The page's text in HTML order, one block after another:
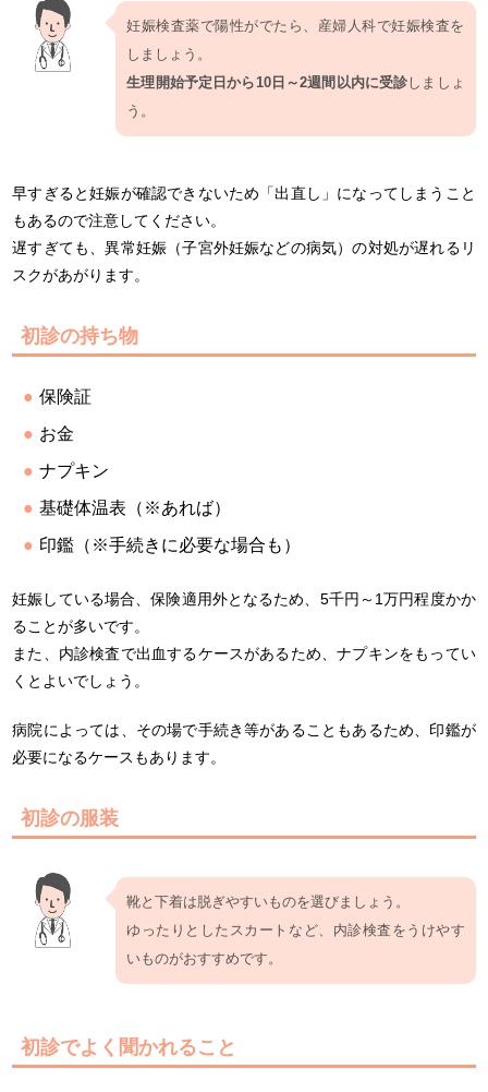
妊娠検査薬で陽性がでたら、産婦人科で妊娠検査を
しましょう。
生理開始予定日から10日～2週間以内に受診 しましょ
う。
早すぎると妊娠が確認できないため「出直し」になってしまうこと
もあるので注意してください。
遅すぎても、異常妊娠（子宮外妊娠などの病気）の対処が遅れるリ
スクがあがります。
初診の持ち物
保険証
お金
ナプキン
基礎体温表（※あれば）
印鑑（※手続きに必要な場合も）
妊娠している場合、保険適用外となるため、5千円～1万円程度かか
ることが多いです。
また、内診検査で出血するケースがあるため、ナプキンをもってい
くとよいでしょう。
病院によっては、その場で手続き等があることもあるため、印鑑が
必要になるケースもあります。
初診の服装
靴と下着は脱ぎやすいものを選びましょう。
ゆったりとしたスカートなど、内診検査をうけやす
いものがおすすめです。
初診でよく聞かれること